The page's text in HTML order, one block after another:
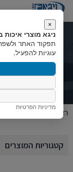
ראשי
קטגוריות המוצרים
×
ניגא מוצרי
תפקוד האתר
עוגיות להפעיל.
מדיניות הפרטיות